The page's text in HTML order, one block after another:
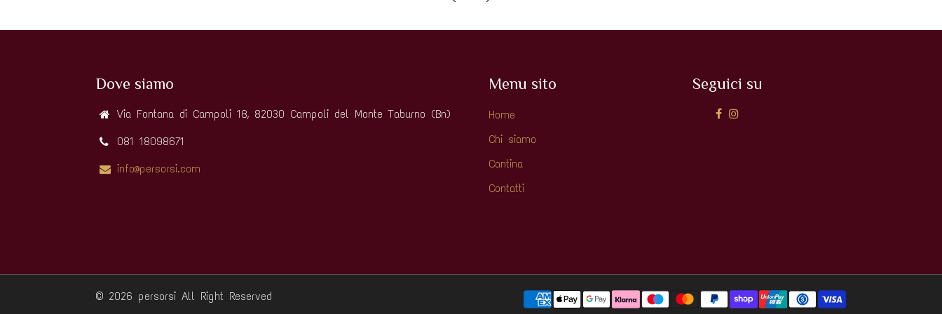
Dove siamo
Via Fontana di Campoli 18, 82030 Campoli del Monte Taburno (Bn)
081 18098671
info@persorsi.com
Menu sito
Home
Chi siamo
Cantina
Contatti
Seguici su
© 2026 persorsi All Right Reserved